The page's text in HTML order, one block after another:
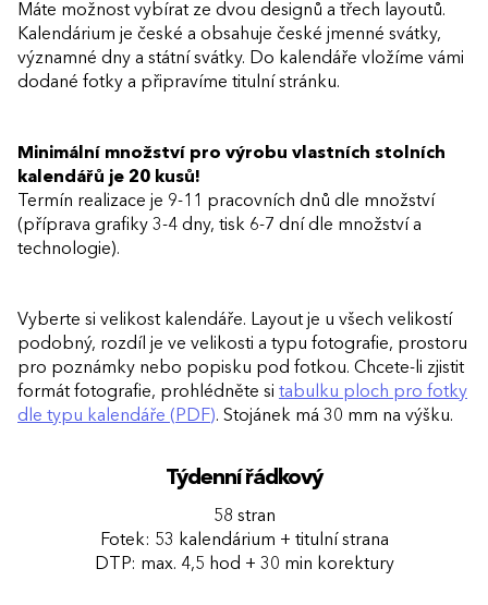
Máte možnost vybírat ze dvou designů a třech layoutů.
Kalendárium je české a obsahuje české jmenné svátky,
významné dny a státní svátky. Do kalendáře vložíme vámi
dodané fotky a připravíme titulní stránku.
Minimální množství pro výrobu vlastních stolních
kalendářů je 20 kusů!
Termín realizace je 9-11 pracovních dnů dle množství
(příprava grafiky 3-4 dny, tisk 6-7 dní dle množství a
technologie).
Vyberte si velikost kalendáře. Layout je u všech velikostí
podobný, rozdíl je ve velikosti a typu fotografie, prostoru
pro poznámky nebo popisku pod fotkou. Chcete-li zjistit
formát fotografie, prohlédněte si tabulku ploch pro fotky
dle typu kalendáře (PDF). Stojánek má 30 mm na výšku.
Týdenní řádkový
58 stran
Fotek: 53 kalendárium + titulní strana
DTP: max. 4,5 hod + 30 min korektury